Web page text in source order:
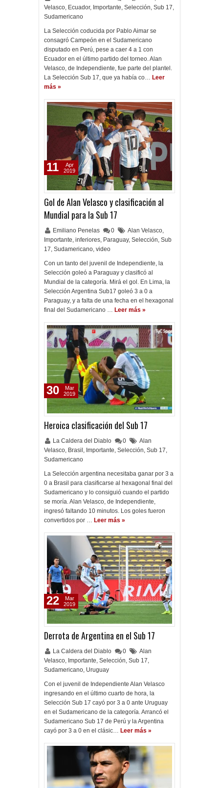
Velasco, Ecuador, Importante, Selección, Sub 17,
Sudamericano
La Selección coducida por Pablo Aimar se
consagró Campeón en el Sudamericano
disputado en Perú, pese a caer 4 a 1 con
Ecuador en el último partido del torneo. Alan
Velasco, de Independiente, fue parte del plantel.
La Selección Sub 17, que ya había co… Leer
más »
Gol de Alan Velasco y clasificación al
Mundial para la Sub 17
Emiliano Penelas 0 Alan Velasco,
Importante, inferiores, Paraguay, Selección, Sub
17, Sudamericano, video
Con un tanto del juvenil de Independiente, la
Selección goleó a Paraguay y clasificó al
Mundial de la categoría. Mirá el gol. En Lima, la
Selección Argentina Sub17 goleó 3 a 0 a
Paraguay, y a falta de una fecha en el hexagonal
final del Sudamericano … Leer más »
11
Apr
2019
Heroica clasificación del Sub 17
La Caldera del Diablo 0
Alan
Velasco, Brasil , Importante, Selección, Sub 17,
Sudamericano
La Selección argentina necesitaba ganar por 3 a
0 a Brasil para clasificarse al hexagonal final del
Sudamericano y lo consiguió cuando el partido
se moría. Alan Velasco, de Independiente,
ingresó faltando 10 minutos. Los goles fueron
convertidos por … Leer más »
30
Mar
2019
Derrota de Argentina en el Sub 17
La Caldera del Diablo 0
Alan
Velasco, Importante, Selección, Sub 17,
Sudamericano, Uruguay
Con el juvenil de Independiente Alan Velasco
ingresando en el último cuarto de hora, la
Selección Sub 17 cayó por 3 a 0 ante Uruguay
en el Sudamericano de la categoría. Arrancó el
Sudamericano Sub 17 de Perú y la Argentina
cayó por 3 a 0 en el clásic… Leer más »
22
Mar
2019